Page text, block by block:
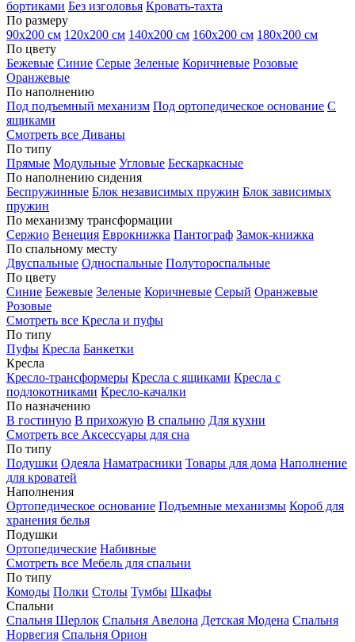
бортиками Без изголовья Кровать-тахта
По размеру
90х200 см 120х200 см 140х200 см 160х200 см 180х200 см
По цвету
Бежевые Синие Серые Зеленые Коричневые Розовые
Оранжевые
По наполнению
Под подъемный механизм Под ортопедическое основание С
ящиками
Смотреть все Диваны
По типу
Прямые Модульные Угловые Бескаркасные
По наполнению сидения
Беспружинные Блок независимых пружин Блок зависимых
пружин
По механизму трансформации
Сержио Венеция Еврокнижка Пантограф Замок-книжка
По спальному месту
Двуспальные Односпальные Полутороспальные
По цвету
Синие Бежевые Зеленые Коричневые Серый Оранжевые
Розовые
Смотреть все Кресла и пуфы
По типу
Пуфы Кресла Банкетки
Кресла
Кресло-трансформеры Кресла с ящиками Кресла с
подлокотниками Кресло-качалки
По назначению
В гостиную В прихожую В спальню Для кухни
Смотреть все Аксессуары для сна
По типу
Подушки Одеяла Наматрасники Товары для дома Наполнение
для кроватей
Наполнения
Ортопедическое основание Подъемные механизмы Короб для
хранения белья
Подушки
Ортопедические Набивные
Смотреть все Мебель для спальни
По типу
Комоды Полки Столы Тумбы Шкафы
Спальни
Спальня Шерлок Спальня Авелона Детская Модена Спальня
Норвегия Спальня Орион